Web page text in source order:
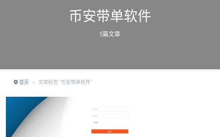
币安带单软件
5篇文章
首页 › 文章标签 "币安带单软件"